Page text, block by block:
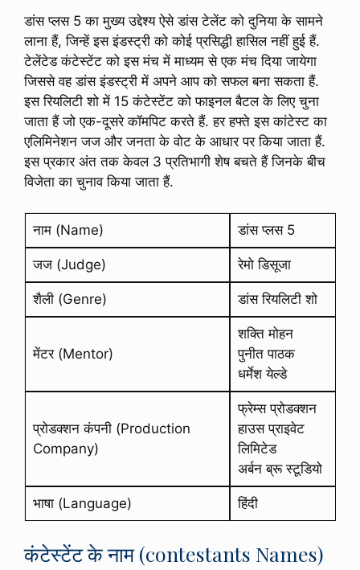
डांस प्लस 5 का मुख्य उद्देश्य ऐसे डांस टेलेंट को दुनिया के सामने
लाना हैं, जिन्हें इस इंडस्ट्री को कोई प्रसिद्धी हासिल नहीं हुई हैं.
टेलेंटेड कंटेस्टेंट को इस मंच में माध्यम से एक मंच दिया जायेगा
जिससे वह डांस इंडस्ट्री में अपने आप को सफल बना सकता हैं.
इस रियलिटी शो में 15 कंटेस्टेंट को फाइनल बैटल के लिए चुना
जाता हैं जो एक-दूसरे कॉमपिट करते हैं. हर हफ्ते इस कांटेस्ट का
एलिमिनेशन जज और जनता के वोट के आधार पर किया जाता हैं.
इस प्रकार अंत तक केवल 3 प्रतिभागी शेष बचते हैं जिनके बीच
विजेता का चुनाव किया जाता हैं.
नाम (Name) डांस प्लस 5
जज (Judge) रेमो डिसूजा
शैली (Genre) डांस रियलिटी शो
मेंटर (Mentor)
शक्ति मोहन
पुनीत पाठक
धर्मेश येल्डे
प्रोडक्शन कंपनी (Production
Company)
फ्रेम्स प्रोडक्शन
हाउस प्राइवेट
लिमिटेड
अर्बन ब्रू स्टूडियो
भाषा (Language) हिंदी
कंटेस्टेंट के नाम (contestants Names)